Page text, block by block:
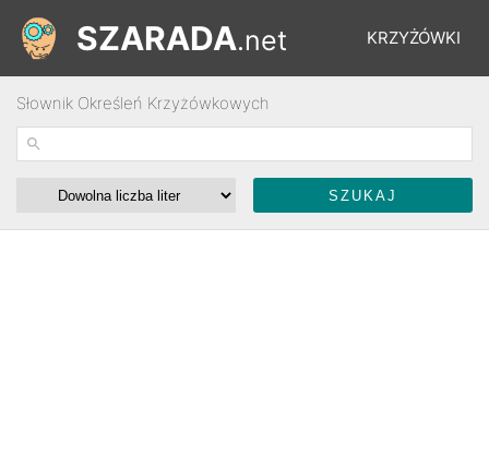
KRZYŻÓWKI
ŁAMIGŁÓWKI
SZARADA.net
Słownik Określeń Krzyżówkowych